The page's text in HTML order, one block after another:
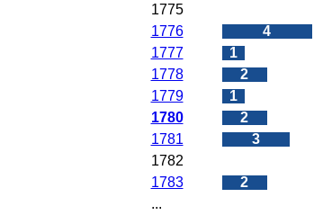
1775
1776
4
1777
1
1778
2
1779
1
1780
2
1781
3
1782
1783
2
...